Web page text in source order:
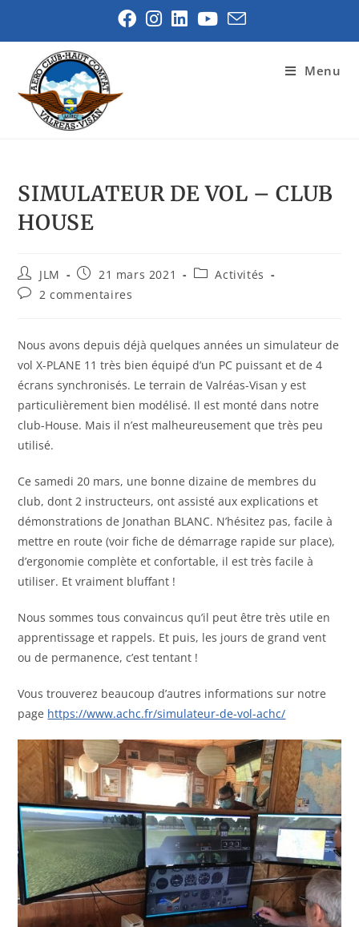
Menu
SIMULATEUR DE VOL – CLUB
HOUSE
JLM 21 mars 2021
Activités
2 commentaires
Nous avons depuis déjà quelques années un simulateur de
vol X-PLANE 11 très bien équipé d’un PC puissant et de 4
écrans synchronisés. Le terrain de Valréas-Visan y est
particulièrement bien modélisé. Il est monté dans notre
club-House. Mais il n’est malheureusement que très peu
utilisé.
Ce samedi 20 mars, une bonne dizaine de membres du
club, dont 2 instructeurs, ont assisté aux explications et
démonstrations de Jonathan BLANC. N’hésitez pas, facile à
mettre en route (voir fiche de démarrage rapide sur place),
d’ergonomie complète et confortable, il est très facile à
utiliser. Et vraiment bluffant !
Nous sommes tous convaincus qu’il peut être très utile en
apprentissage et rappels. Et puis, les jours de grand vent
ou de permanence, c’est tentant !
Vous trouverez beaucoup d’autres informations sur notre
page https://www.achc.fr/simulateur-de-vol-achc/